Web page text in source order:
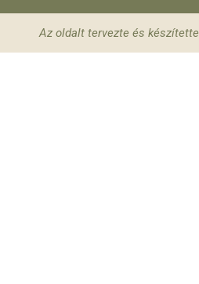
Az oldalt tervezte és készítette